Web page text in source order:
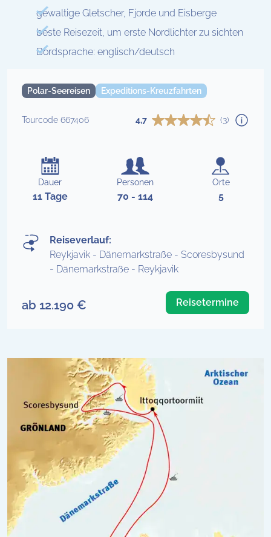
gewaltige Gletscher, Fjorde und Eisberge
beste Reisezeit, um erste Nordlichter zu sichten
Bordsprache: englisch/deutsch
Polar-Seereisen Expeditions-Kreuzfahrten
Tourcode 667406 4,7 (3)
Dauer
11 Tage
Personen
70 - 114
Orte
5
Reiseverlauf:
Reykjavik - Dänemarkstraße - Scoresbysund
- Dänemarkstraße - Reykjavik
ab 12.190 € Reisetermine